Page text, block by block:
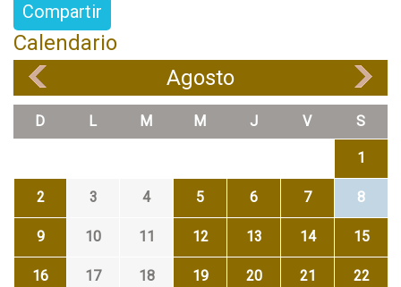
Compartir
Calendario
Agosto
D L M M J V S
1
2 3 4 5 6 7 8
9 10 11 12 13 14 15
16 17 18 19 20 21 22